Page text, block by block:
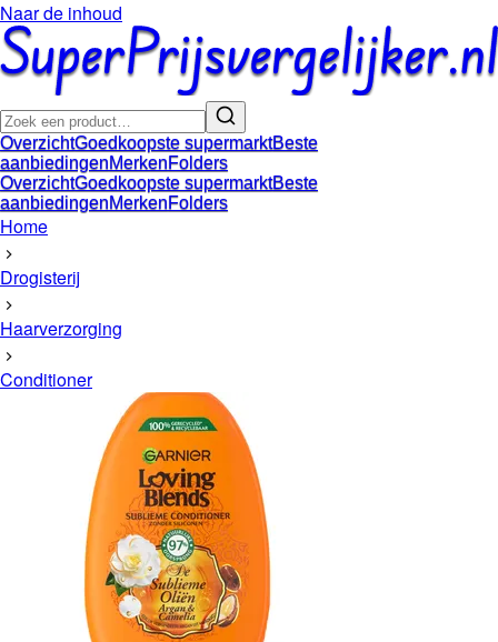
Naar de inhoud
OverzichtGoedkoopste supermarktBeste
aanbiedingenMerkenFolders
OverzichtGoedkoopste supermarktBeste
aanbiedingenMerkenFolders
Home
Drogisterij
Haarverzorging
Conditioner